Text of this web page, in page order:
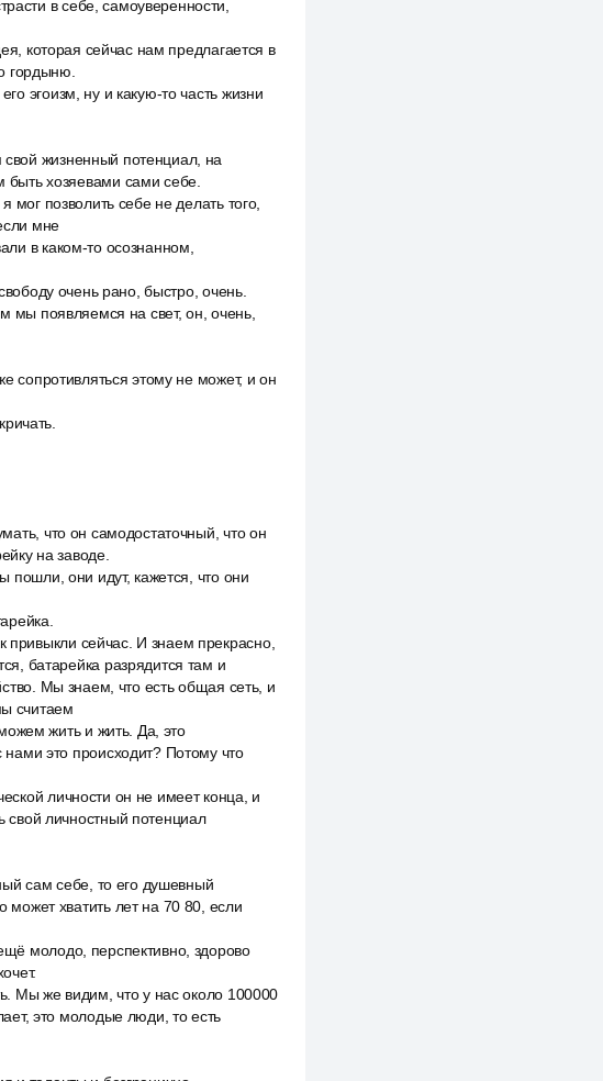
в себе, самоуверенности,
которая сейчас нам предлагается в
гордыню.
эгоизм, ну и какую-то часть жизни
жизненный потенциал, на
хозяевами сами себе.
позволить себе не делать того,
мне
в каком-то осознанном,
очень рано, быстро, очень.
мы появляемся на свет, он, очень,
сопротивляться этому не может, и он
что он самодостаточный, что он
на заводе.
пошли, они идут, кажется, что они
сейчас. И знаем прекрасно,
батарейка разрядится там и
Мы знаем, что есть общая сеть, и
считаем
жить и жить. Да, это
это происходит? Потому что
личности он не имеет конца, и
свой личностный потенциал
сам себе, то его душевный
может хватить лет на 70 80, если
молодо, перспективно, здорово
Мы же видим, что у нас около 100000
это молодые люди, то есть